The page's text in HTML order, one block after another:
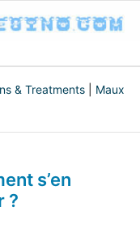
& Treatments
Maux
s’en
?